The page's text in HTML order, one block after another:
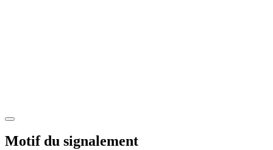
Motif du signalement